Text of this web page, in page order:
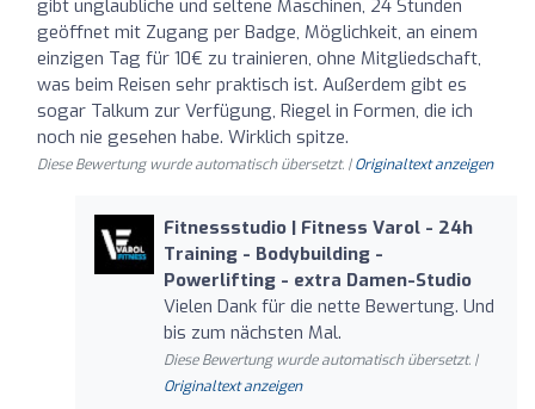
gibt unglaubliche und seltene Maschinen, 24 Stunden
geöffnet mit Zugang per Badge, Möglichkeit, an einem
einzigen Tag für 10€ zu trainieren, ohne Mitgliedschaft,
was beim Reisen sehr praktisch ist. Außerdem gibt es
sogar Talkum zur Verfügung, Riegel in Formen, die ich
noch nie gesehen habe. Wirklich spitze.
Diese Bewertung wurde automatisch übersetzt. |Originaltext anzeigen
Fitnessstudio | Fitness Varol - 24h
Training - Bodybuilding -
Powerlifting - extra Damen-Studio
Vielen Dank für die nette Bewertung. Und
bis zum nächsten Mal.
Diese Bewertung wurde automatisch übersetzt. |
Originaltext anzeigen